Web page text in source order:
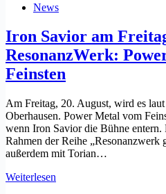
Blues-
Band
auf
dem
Radar
haben
sollte
News
Iron Savior am
ResonanzWerk:
Feinsten
Am Freitag, 20. August, wird es
Oberhausen. Power Metal vom
wenn Iron Savior die Bühne
Rahmen der Reihe „Resonanzwerk
außerdem mit Torian…
Weiterlesen